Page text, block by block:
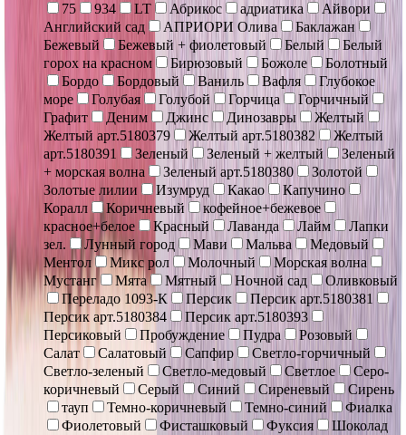
75
934 LT Абрикос адриатика
Айвори
Английский сад
АПРИОРИ Олива
Баклажан
Бежевый
Бежевый + фиолетовый Белый
Белый
горох на красном
Бирюзовый Божоле
Болотный
Бордо
Бордовый Ваниль Вафля
Глубокое
море
Голубая Голубой Горчица
Горчичный
Графит
Деним Джинс Динозавры
Желтый
Желтый арт.5180379
Желтый арт.5180382
Желтый
арт.5180391
Зеленый Зеленый + желтый
Зеленый
+ морская волна
Зеленый арт.5180380
Золотой
Золотые лилии
Изумруд Какао
Капучино
Коралл
Коричневый
кофейное+бежевое
красное+белое
Красный Лаванда Лайм
Лапки
зел.
Лунный город Мави Мальва
Медовый
Ментол
Микс рол Молочный
Морская волна
Мустанг
Мята Мятный Ночной сад
Оливковый
Переладо 1093-К
Персик
Персик арт.5180381
Персик арт.5180384
Персик арт.5180393
Персиковый
Пробуждение Пудра
Розовый
Салат
Салатовый Сапфир
Светло-горчичный
Светло-зеленый
Светло-медовый Светлое
Серо-
коричневый
Серый Синий Сиреневый
Сирень
тауп
Темно-коричневый Темно-синий
Фиалка
Фиолетовый
Фисташковый Фуксия
Шоколад